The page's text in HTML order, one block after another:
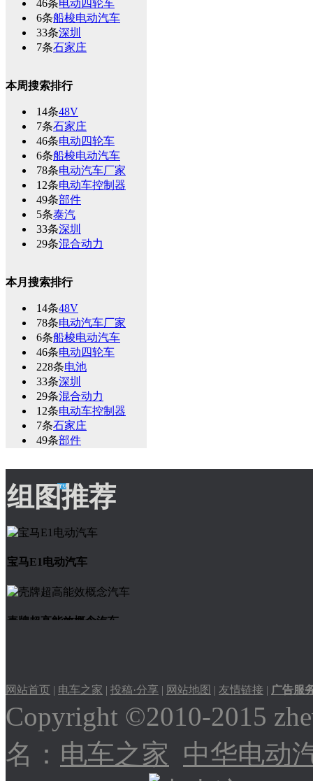
46条电动四轮车
6条船梭电动汽车
33条深圳
7条石家庄
本周搜索排行
14条48V
7条石家庄
46条电动四轮车
6条船梭电动汽车
78条电动汽车厂家
12条电动车控制器
49条部件
5条泰汽
33条深圳
29条混合动力
本月搜索排行
14条48V
78条电动汽车厂家
6条船梭电动汽车
46条电动四轮车
228条电池
33条深圳
29条混合动力
12条电动车控制器
7条石家庄
49条部件
组图推荐
宝马E1电动汽车
壳牌超高能效概念汽车
2017款雪佛兰Sonic
网站首页 | 电车之家 | 投稿·分享 | 网站地图 | 友情链接 | 广告服
Copyright ©2010-2015
名： 电车之家 中华电动